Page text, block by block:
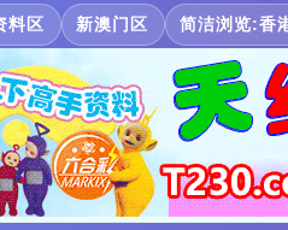
料区 新澳门区 简洁浏览:香